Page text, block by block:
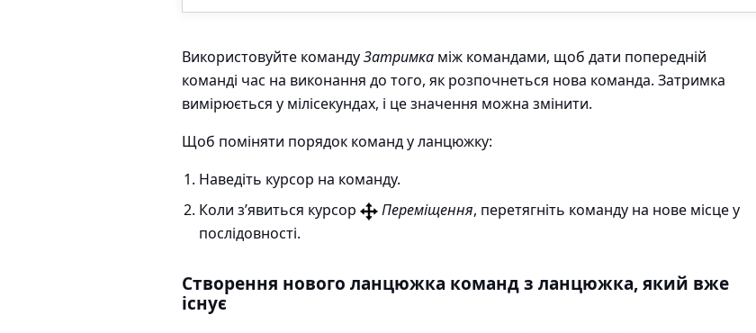
Використовуйте командуЗатримка між командами, щоб дати попередній
команді час на виконання до того, як розпочнеться нова команда. Затримка
вимірюється у мілісекундах, і це значення можна змінити.
Щоб поміняти порядок команд у ланцюжку:
Наведіть курсор на команду.
Коли з’явиться курсор
Переміщення, перетягніть команду на нове місце у
послідовності.
Створення нового ланцюжка команд з ланцюжка, який вже
існує